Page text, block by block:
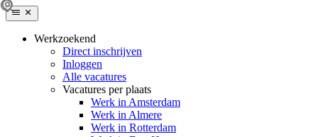
Werkzoekend
Direct inschrijven
Inloggen
Alle vacatures
Vacatures per plaats
Werk in Amsterdam
Werk in Almere
Werk in Rotterdam